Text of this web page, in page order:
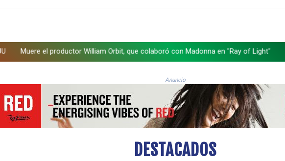
con Madonna en "Ray of Light" La OMS propone probar en RDC una vacuna
Anuncio
DESTACADOS